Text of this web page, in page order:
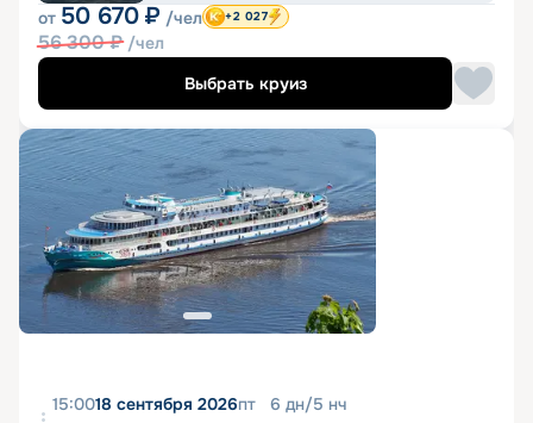
от 50 670 ₽ /чел
56 300₽ /чел
+2 027
Выбрать круиз
15:0018 сентября 2026пт 6 дн/5 нч